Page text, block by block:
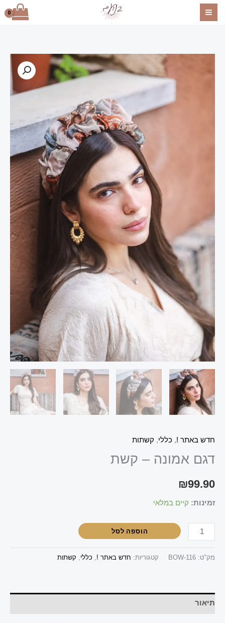
דילוג
לתוכן
חדש באתר !, כללי, קשתות
דגם אמונה – קשת
₪99.90
זמינות: קיים במלאי
של
הוספה לסל
מק"ט: BOW-116 קטגוריות: חדש באתר ! כללי קשתות
תיאור